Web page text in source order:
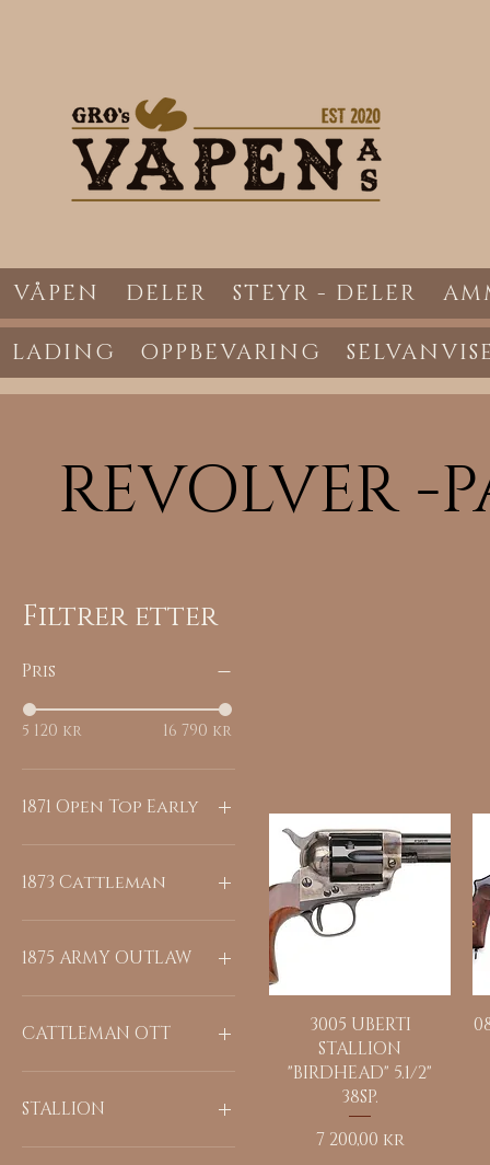
VÅPEN DELER STEYR - DELER
LADING OPPBEVARING
REVOLVER -
Filtrer etter
Pris
5 120 kr 16 790 kr
1871 Open Top Early
X59694
1873 Cattleman
UY6105
UZ6372
1875 ARMY OUTLAW
U29617
U81746
CATTLEMAN OTT
UN7111
STALLION
UM1072
Hurtigvisning
3005 UBERTI
STALLION
"BIRDHEAD" 5.1/2"
38SP.
Pris
7 200,00 kr